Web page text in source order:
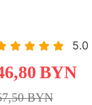
5.0
BYN
BYN